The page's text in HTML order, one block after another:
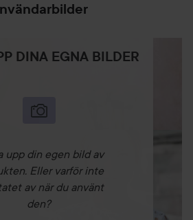
DINA EGNA BILDER
upp din egen bild av
Eller varför inte
av när du använt
den?